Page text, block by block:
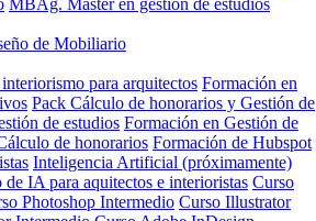
de Mobiliario
para arquitectos Formación en
Pack Cálculo de honorarios y Gestión de
de estudios Formación en Gestión de
de honorarios Formación de Hubspot
Inteligencia Artificial (próximamente)
de IA para aquitectos e interioristas Curso
Photoshop Intermedio Curso Illustrator